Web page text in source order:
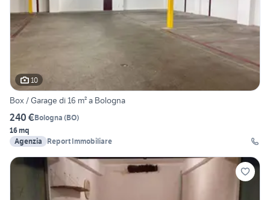
10
Box / Garage di 16 m² a Bologna
240 €Bologna (BO)
16 mq
Agenzia
Report Immobiliare